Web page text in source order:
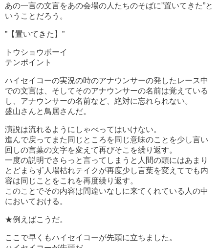
あの一言の文言をあの会場の人たちのそばに”置いてきた”と
いうことだろう。
”【置いてきた】”
トウショウボーイ
テンポイント
ハイセイコーの実況の時のアナウンサーの発したレース中
での文言は、そしてそのアナウンサーの名前は覚えている
し、アナウンサーの名前など、絶対に忘れられない。
盛山さんと鳥居さんだ。
演説は流れるようにしゃべってはいけない。
進んで戻ってまた同じところを同じ意味のことを少し言い
回しの言葉の文字を変えて再びそこを繰り返す。
一度の説明でさらっと言ってしまうと人間の頭にはあまり
とどまらず人場枯れテイクが再度少し言葉を変えてでも内
容は同じことをこれを再度繰り返す。
このことでその内容は間違いなしに来てくれている人の中
においておける。
★例えばこうだ。
ここで早くもハイセイコーが先頭に立ちました。